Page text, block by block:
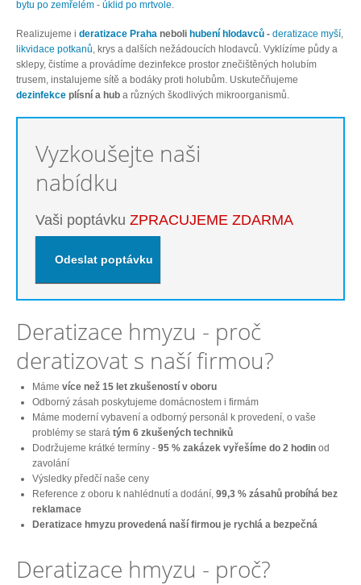
bytu po zemřelém - úklid po mrtvole.
Realizujeme i deratizace Praha neboli hubení hlodavců - deratizace myší,
likvidace potkanů, krys a dalších nežádoucích hlodavců. Vyklízíme půdy a
sklepy, čistíme a provádíme dezinfekce prostor znečištěných holubím
trusem, instalujeme sítě a bodáky proti holubům. Uskutečňujeme
dezinfekce plísní a hub a různých škodlivých mikroorganismů.
Vyzkoušejte naši
nabídku
Vaši poptávku ZPRACUJEME ZDARMA
Deratizace hmyzu - proč
deratizovat s naší firmou?
Máme více než 15 let zkušeností v oboru
Odborný zásah poskytujeme domácnostem i firmám
Máme moderní vybavení a odborný personál k provedení, o vaše
problémy se stará tým 6 zkušených techniků
Dodržujeme krátké termíny - 95 % zakázek vyřešíme do 2 hodin od
zavolání
Výsledky předčí naše ceny
Reference z oboru k nahlédnutí a dodání, 99,3 % zásahů probíhá bez
reklamace
Deratizace hmyzu provedená naší firmou je rychlá a bezpečná
Deratizace hmyzu - proč?